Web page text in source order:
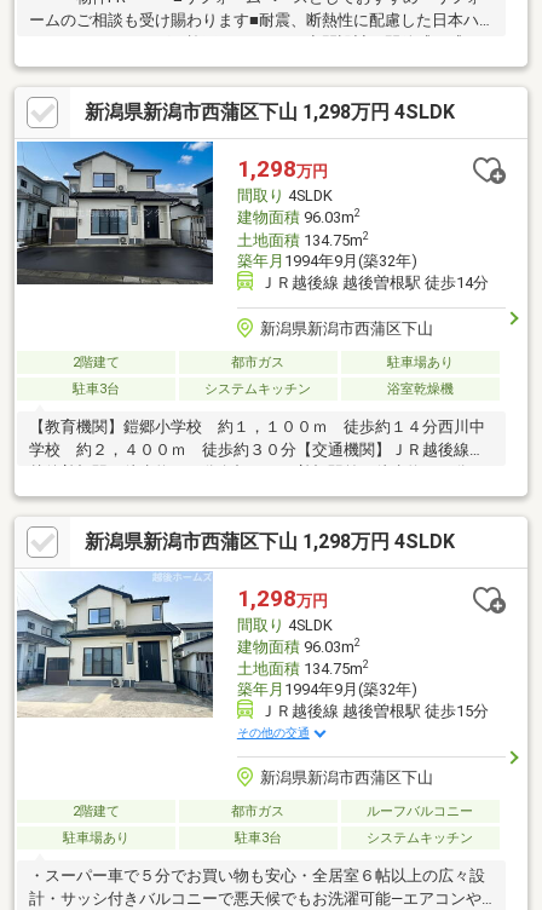
ームのご相談も受け賜わります■耐震、断熱性に配慮した日本ハ
られる間取り■収納スペースが充実し、使い方いろいろ■居室をす
っきりと保ち、暮らしにゆとりをもたらす納戸付き■内野西が丘
駅まで徒歩約14分と通勤、通学にも便利な立地■駐車2台（カーポ
ート1台含む）可能～～ 周辺環境(徒歩) ～～■西内野小学
校・・・約10分■内野中学校・・・約15分■内野西が丘駅・・・約
14分■原信内野店・・・約7分〇写真だけでは伝えきれないため、
実際の物件をぜひご覧ください
新潟県新潟市西蒲区下山 1,298万円 4SLDK
1,298万円
間取り 4SLDK
建物面積96.03m2
土地面積134.75m2
築年月 1994年9月(築32年)
ＪＲ越後線 越後曽根駅 徒歩14分
新潟県新潟市西蒲区下山
2階建て 都市ガス
駐車場あり
駐車3台
システムキッチン 浴室乾燥機
【教育機関】鎧郷小学校 約１，１００ｍ 徒歩約１４分西川中
学校 約２，４００ｍ 徒歩約３０分【交通機関】ＪＲ越後線
リフォーム内容（２０２６年１月完了）・水回り交換（キッチ
ン、バス、トイレ、洗面、給湯器）・外部塗装（外壁、屋根、雨
樋、破風）・内部塗装・サッシ交換・ペアサッシ設置・クロス貼
替・床CF施工 他【備考】子育て世帯・若者夫婦世帯限定価格で
す。※子育て世代：１５歳以下の子を有する世帯※若者夫婦世帯：
夫婦いずれかが３９歳以下の世帯子育て世帯・若者夫婦世帯以外
の方の販売価格はお問合せください。
新潟県新潟市西蒲区下山 1,298万円 4SLDK
1,298万円
間取り 4SLDK
建物面積96.03m2
土地面積134.75m2
築年月 1994年9月(築32年)
ＪＲ越後線 越後曽根駅 徒歩15分
その他の交通
新潟県新潟市西蒲区下山
2階建て 都市ガス
ルーフバルコニー
駐車場あり
駐車3台 システムキッチン
・スーパー車で５分でお買い物も安心・全居室６帖以上の広々設
計・サッシ付きバルコニーで悪天候でもお洗濯可能―エアコンや